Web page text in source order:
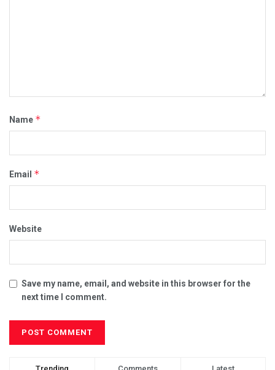
Name *
Email *
Website
Save my name, email, and website in this browser for the
next time I comment.